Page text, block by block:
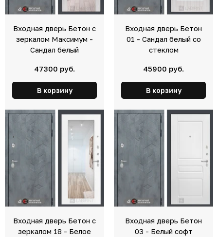
Входная дверь Бетон с
зеркалом Максимум -
Сандал белый
47300 руб.
В корзину
Входная дверь Бетон
01 - Сандал белый со
стеклом
45900 руб.
В корзину
Входная дверь Бетон с
зеркалом 18 - Белое
Входная дверь Бетон
03 - Белый софт